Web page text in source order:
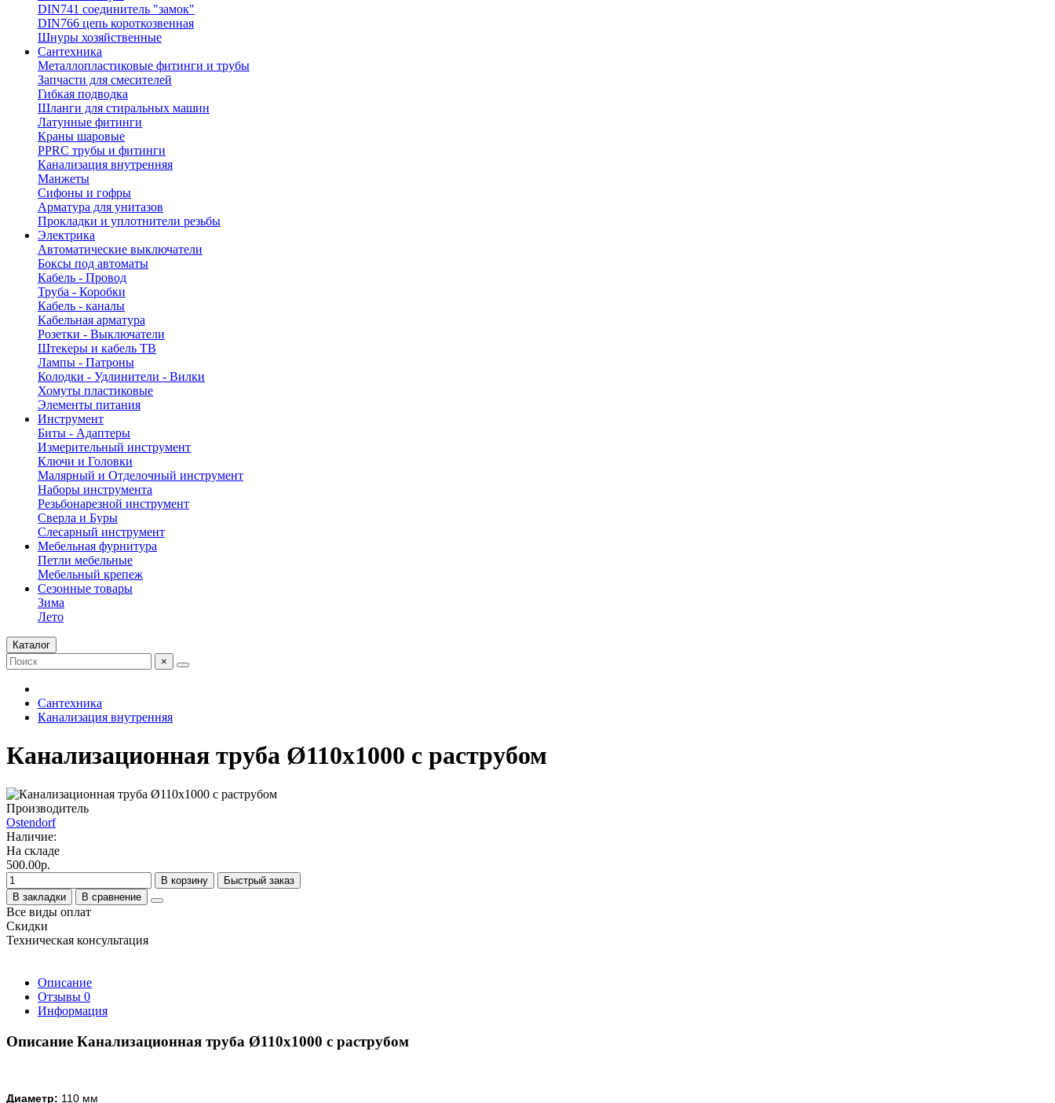
DIN741 соединитель "замок"
DIN766 цепь короткозвенная
Шнуры хозяйственные
Сантехника
Металлопластиковые фитинги и трубы
Запчасти для смесителей
Гибкая подводка
Шланги для стиральных машин
Латунные фитинги
Краны шаровые
PPRC трубы и фитинги
Канализация внутренняя
Манжеты
Сифоны и гофры
Арматура для унитазов
Прокладки и уплотнители резьбы
Электрика
Автоматические выключатели
Боксы под автоматы
Кабель - Провод
Труба - Коробки
Кабель - каналы
Кабельная арматура
Розетки - Выключатели
Штекеры и кабель ТВ
Лампы - Патроны
Колодки - Удлинители - Вилки
Хомуты пластиковые
Элементы питания
Инструмент
Биты - Адаптеры
Измерительный инструмент
Ключи и Головки
Малярный и Отделочный инструмент
Наборы инструмента
Резьбонарезной инструмент
Сверла и Буры
Слесарный инструмент
Мебельная фурнитура
Петли мебельные
Мебельный крепеж
Сезонные товары
Зима
Лето
Каталог
×
Сантехника
Канализация внутренняя
Канализационная труба Ø110х1000 с раструбом
Производитель
Ostendorf
Наличие:
На складе
500.00р.
В корзину
Быстрый заказ
В закладки
В сравнение
Все виды оплат
Скидки
Техническая консультация
Описание
Отзывы 0
Информация
Описание Канализационная труба Ø110х1000 с раструбом
Диаметр: 110 мм